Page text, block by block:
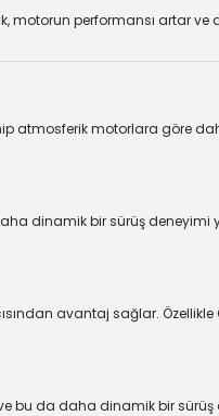
motorun performansı artar
atmosferik motorlara göre
dinamik bir sürüş deneyimi
avantaj sağlar. Özellikle
bu da daha dinamik bir